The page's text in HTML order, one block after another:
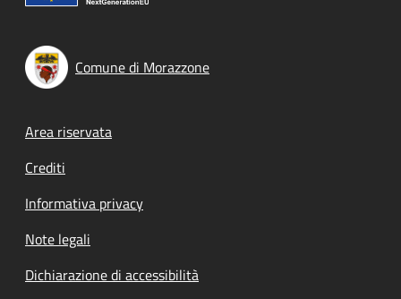
Comune di Morazzone
Footer menu
Area riservata
Crediti
Informativa privacy
Note legali
Dichiarazione di accessibilità